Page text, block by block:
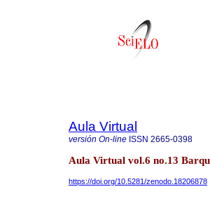
Aula Virtual
versión On-line ISSN 2665-0398
Aula Virtual vol.6 no.13
https://doi.org/10.5281/zenodo.18206878